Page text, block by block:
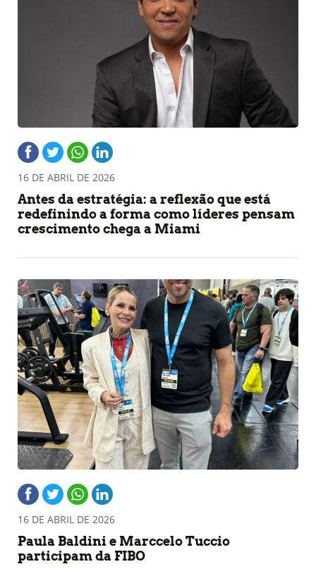
16 DE ABRIL DE 2026
Antes da estratégia: a reflexão que está
redefinindo a forma como líderes pensam
crescimento chega a Miami
16 DE ABRIL DE 2026
Paula Baldini e Marccelo Tuccio
participam da FIBO